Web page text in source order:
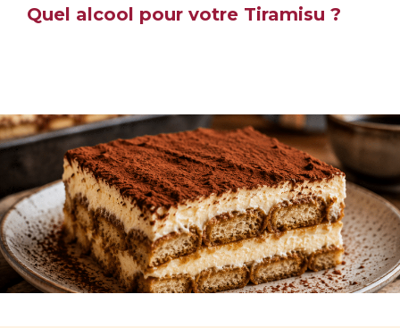
Quel alcool pour votre Tiramisu ?